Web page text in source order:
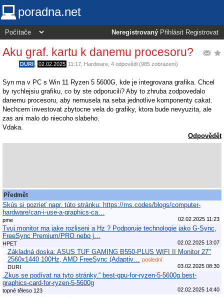
poradna.net
Neregistrovaný Přihlásit Registrovat
Aku graf. kartu k danemu procesoru?
DURI 02.02.2025 11:17 Hardware , 4 odpovědi (985 zobrazení)
Syn ma v PC s Win 11 Ryzen 5 5600G, kde je integrovana grafika. Chcel
by rychlejsiu grafiku, co by ste odporucili? Aby to zhruba zodpovedalo
danemu procesoru, aby nemusela na seba jednotlive komponenty cakat.
Nechcem investovat zbytocne vela do grafiky, ktora bude nevyuzita, ale
zas ani malo do niecoho slabeho.
Vdaka.
Odpovědět
Předmět
Skús si pozrieť napr. túto stránku: https://ms.codes/blogs/computer-
hardware/can-i-use-a-graphics-ca…
pme 02.02.2025 11:23
Tvuj monitor ma jake rozliseni a Hz ? Podporuje technologie jako G-Sync,
FreeSync Premium/PRO nebo j…
HPET 02.02.2025 13:07
Základná doska: ASUS TUF GAMING B550-PLUS WIFI II Monitor 27"
2560x1440 100Hz, AMD FreeSync (Adaptiv…
poslední
DURI
03.02.2025 08:30
„Zkus se podívat na tyto stránky.“ best-gpu-for-ryzen-5-5600g best-
graphics-card-for-ryzen-5-5600g
topné těleso 123 02.02.2025 14:40